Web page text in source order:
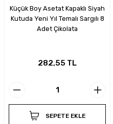
Küçük Boy Asetat Kapaklı Siyah
Kutuda Yeni Yıl Temalı Sargılı 8
Adet Çikolata
282,55 TL
SEPETE EKLE